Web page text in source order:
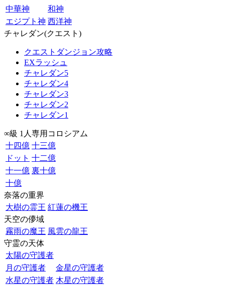
中華神
和神
エジプト神 西洋神
チャレダン(クエスト)
クエストダンジョン攻略
EXラッシュ
チャレダン5
チャレダン4
チャレダン3
チャレダン2
チャレダン1
∞級 1人専用コロシアム
十四億 十三億
ドット 十二億
十一億 裏十億
十億
奈落の重界
大樹の霊王 紅蓮の機王
天空の儚域
霧雨の魔王 風雲の龍王
守霊の天体
太陽の守護者
月の守護者
金星の守護者
水星の守護者 木星の守護者